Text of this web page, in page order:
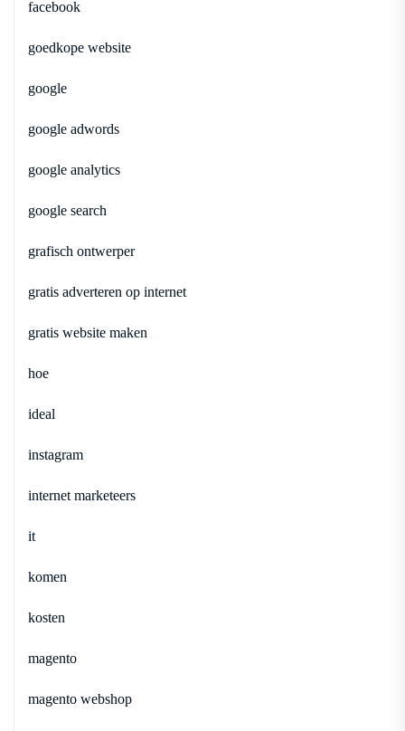
facebook
goedkope website
google
google adwords
google analytics
google search
grafisch ontwerper
gratis adverteren op internet
gratis website maken
hoe
ideal
instagram
internet marketeers
it
komen
kosten
magento
magento webshop